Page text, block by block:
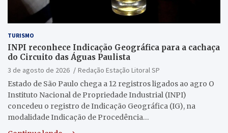
TURISMO
INPI reconhece Indicação Geográfica para a cachaça
do Circuito das Águas Paulista
3 de agosto de 2026
Redação Estação Litoral SP
Estado de São Paulo chega a 12 registros ligados ao agro O
Instituto Nacional de Propriedade Industrial (INPI)
concedeu o registro de Indicação Geográfica (IG), na
modalidade Indicação de Procedência…